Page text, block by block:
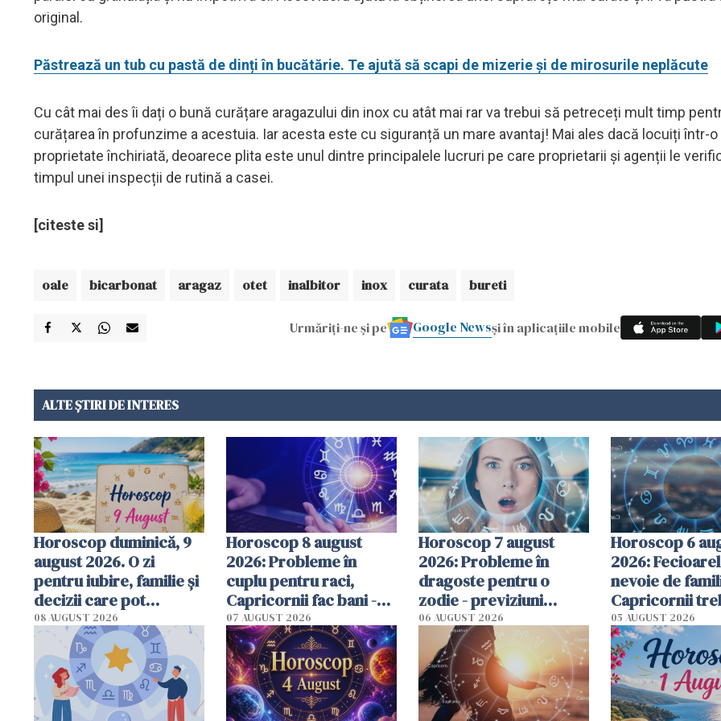
original.
Păstrează un tub cu pastă de dinți în bucătărie. Te ajută să scapi de mizerie și de mirosurile neplăcute
Cu cât mai des îi dați o bună curățare aragazului din inox cu atât mai rar va trebui să petreceți mult timp
curățarea în profunzime a acestuia. Iar acesta este cu siguranță un mare avantaj! Mai ales dacă locuiți într-o
proprietate închiriată, deoarece plita este unul dintre principalele lucruri pe care proprietarii și agenții le
timpul unei inspecții de rutină a casei.
[citeste si]
oale bicarbonat aragaz otet inalbitor inox curata bureti
Urmăriți-ne și pe Google Newsși în aplicațiile mobile
ALTE ȘTIRI DE INTERES
Horoscop duminică, 9
august 2026. O zi
pentru iubire, familie și
decizii care pot
schimba direcția
următoarelor
săptămâni
08 AUGUST 2026
Horoscop 8 august
2026: Probleme în
cuplu pentru raci,
Capricornii fac bani -
previziuni complete
07 AUGUST 2026
Horoscop 7 august
2026: Probleme în
dragoste pentru o
zodie - previziuni
complete
06 AUGUST 2026
Horoscop 6
2026:
nevoie de
Capricornii
gestioneze
previziuni
05 AUGUST 2026